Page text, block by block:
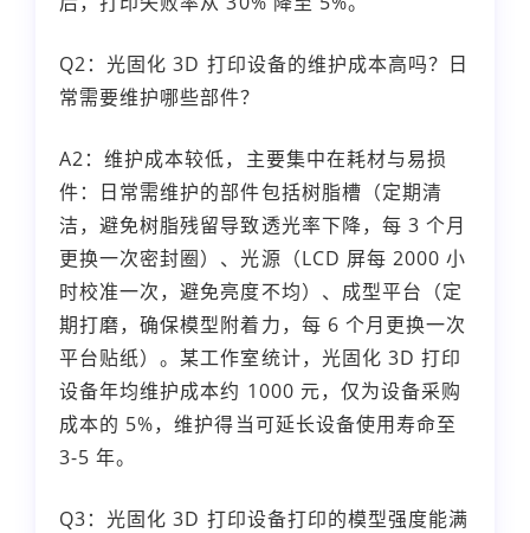
Q2：光固化 3D 打印设备的维护成本高吗？日
常需要维护哪些部件？
A2：维护成本较低，主要集中在耗材与易损
件：日常需维护的部件包括树脂槽（定期清
洁，避免树脂残留导致透光率下降，每 3 个月
更换一次密封圈）、光源（LCD 屏每 2000 小
时校准一次，避免亮度不均）、成型平台（定
期打磨，确保模型附着力，每 6 个月更换一次
平台贴纸）。某工作室统计，光固化 3D 打印
设备年均维护成本约 1000 元，仅为设备采购
成本的 5%，维护得当可延长设备使用寿命至
3-5 年。
Q3：光固化 3D 打印设备打印的模型强度能满